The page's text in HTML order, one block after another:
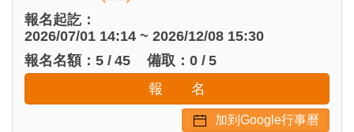
報名起訖：
2026/07/01 14:14 ~ 2026/12/08 15:30
報名名額： 5 / 45 備取： 0 / 5
報 名
加到Google行事曆